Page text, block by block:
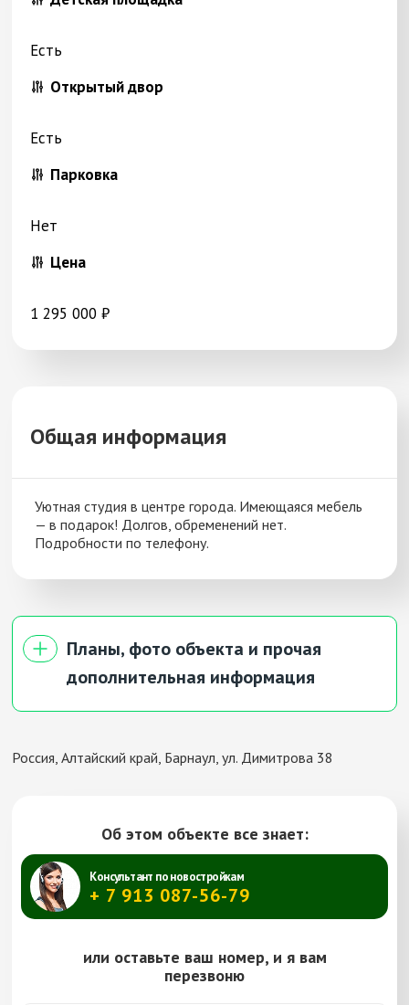
Есть
Открытый двор
Есть
Парковка
Нет
Цена
1 295 000 ₽
Общая информация
Уютная студия в центре города. Имеющаяся мебель
— в подарок! Долгов, обременений нет.
Подробности по телефону.
Планы, фото объекта и прочая
дополнительная информация
Этаж: 1/4 эт.
Цена: Браун Константин Викторович
Россия, Алтайский край, Барнаул, ул. Димитрова 38
Об этом объекте все знает:
Консультант по новостройкам
+ 7 913 087-56-79
или оставьте ваш номер, и я вам
перезвоню